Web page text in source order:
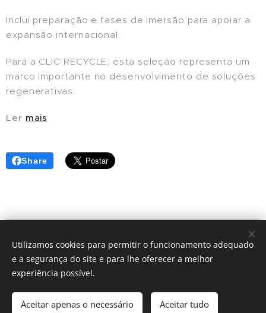
Inclui preparação e fases de imersão para apoiar a
expansão internacional.
Para a CLIC RECYCLE, esta seleção representa um
marco importante no desenvolvimento de soluções
regenerativas.
Ler mais
Share
© 2024 | Clic Recycle Todos os Direitos Reservados.
Termos e Condições
Política de Privacidade
Idiomas
Utilizamos cookies para permitir o funcionamento adequado
e a segurança do site e para lhe oferecer a melhor
experiência possível.
Aceitar apenas o necessário Aceitar tudo